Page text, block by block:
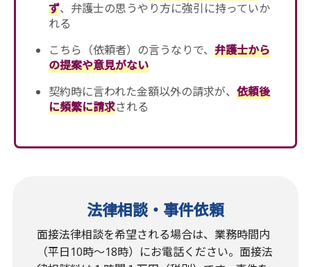
ず、弁護士の思うやり方に強引に持っていか
れる
こちら（依頼者）の言うなりで、 弁護士から
の提案や意見がない
契約時に言われた金額以外の請求が、 依頼後
に頻繁に請求される
法律相談・事件依頼
面接法律相談を希望される場合は、業務時間内
（平日10時〜18時）にお電話ください。面接法